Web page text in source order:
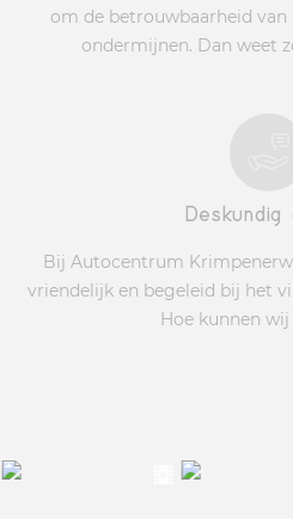
om de betrouwbaarheid
ondermijnen. Dan weet
Deskundig
Bij Autocentrum
vriendelijk en begeleid bij het
Hoe kunnen